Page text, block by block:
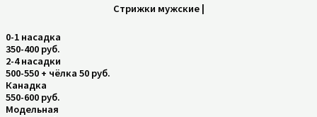
Стрижки мужские |
0-1 насадка
350-400 руб.
2-4 насадки
500-550 + чёлка 50 руб.
Канадка
550-600 руб.
Модельная